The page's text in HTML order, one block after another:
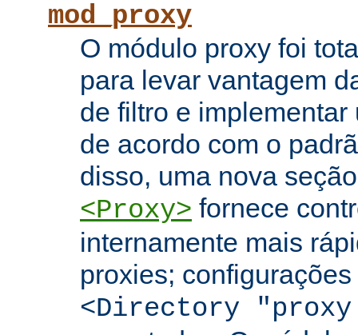
mod_proxy
O módulo proxy foi
para levar vantagem
de filtro e
de acordo com o
disso, uma nova
<Proxy> fornece
internamente mais
proxies;
<Directory